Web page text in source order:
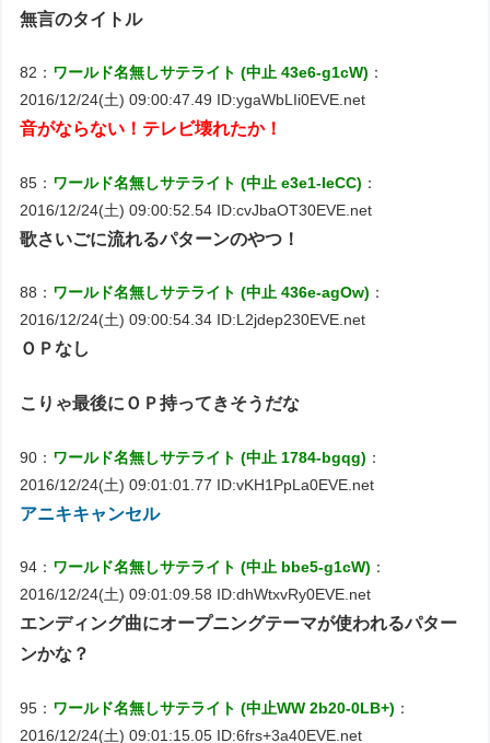
無言のタイトル
82： ワールド名無しサテライト (中止 43e6-g1cW) ：
2016/12/24(土) 09:00:47.49 ID:ygaWbLIi0EVE.net
音がならない！テレビ壊れたか！
85： ワールド名無しサテライト (中止 e3e1-IeCC) ：
2016/12/24(土) 09:00:52.54 ID:cvJbaOT30EVE.net
歌さいごに流れるパターンのやつ！
88： ワールド名無しサテライト (中止 436e-agOw) ：
2016/12/24(土) 09:00:54.34 ID:L2jdep230EVE.net
ＯＰなし
こりゃ最後にＯＰ持ってきそうだな
90： ワールド名無しサテライト (中止 1784-bgqg) ：
2016/12/24(土) 09:01:01.77 ID:vKH1PpLa0EVE.net
アニキキャンセル
94： ワールド名無しサテライト (中止 bbe5-g1cW) ：
2016/12/24(土) 09:01:09.58 ID:dhWtxvRy0EVE.net
エンディング曲にオープニングテーマが使われるパター
ンかな？
95： ワールド名無しサテライト (中止WW 2b20-0LB+) ：
2016/12/24(土) 09:01:15.05 ID:6frs+3a40EVE.net